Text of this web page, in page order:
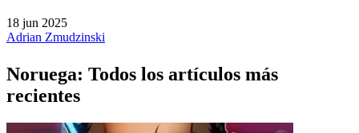
18 jun 2025
Adrian Zmudzinski
Noruega: Todos los artículos más
recientes